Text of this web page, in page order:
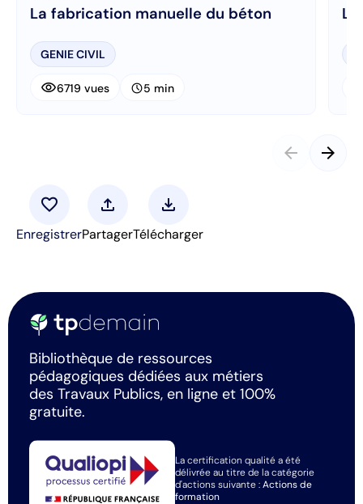
La fabrication manuelle du béton
GENIE CIVIL
visibility6719 vues schedule5 min
arrow_back arrow_forward
favorite
Enregistrer
upload
Partager
download
Télécharger
Bibliothèque de ressources
pédagogiques dédiées aux métiers
des Travaux Publics, en ligne et 100%
gratuite.
La certification qualité a été
délivrée au titre de la catégorie
d'actions suivante :Actions de
formation